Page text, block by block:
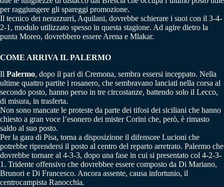
per raggiungere gli spareggi promozione.
Il tecnico dei nerazzurri, Aquilani, dovrebbe schierare i suoi con il 3-4-
2-1, modulo utilizzato spesso in questa stagione. Ad agire dietro la
punta Moreo, dovrebbero essere Arena e Mlakar.
COME ARRIVA IL PALERMO
Il Palermo, dopo il pari di Cremona, sembra essersi inceppato. Nella
ultime quattro partite i rosanero, che sembravano lanciati nella corsa al
secondo posto, hanno perso in tre circostanze, battendo solo il Lecco,
di misura, in trasferta.
Non sono mancate le proteste da parte dei tifosi dei siciliani che hanno
chiesto a gran voce l’esonero dei mister Corini che, però, è rimasto
saldo al suo posto.
Per la gara di Pisa, torna a disposizione il difensore Lucioni che
potrebbe riprendersi il posto al centro del reparto arretrato. Palermo che
dovrebbe tornare al 4-3-3, dopo una fase in cui si presentato col 4-2-3-
1. Tridente offensivo che dovrebbee essere composto da Di Mariano,
Brunori e Di Francesco. Ancora assente, causa infortunio, il
centrocampista Ranocchia.